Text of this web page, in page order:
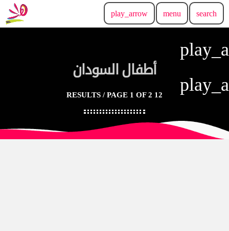
search
menu
play_arrow
أطفال السودان
12 RESULTS / PAGE 1 OF 2